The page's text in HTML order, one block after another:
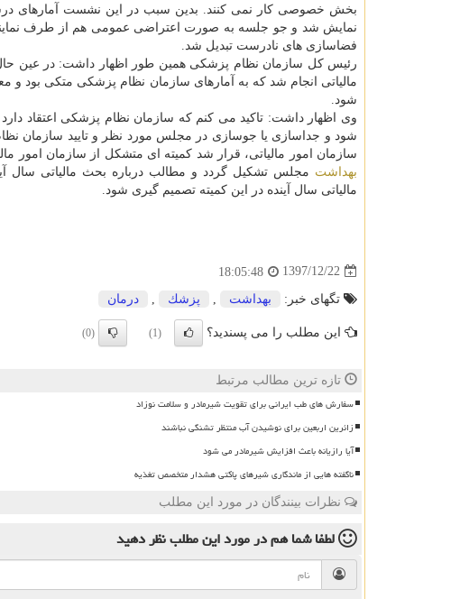
بخش خصوصی كار نمی كنند. بدین سبب در این نشست آمارهای
نمایش شد و جو جلسه به صورت اعتراضی عمومی هم از طرف
فضاسازی های نادرست تبدیل شد.
رئیس كل سازمان نظام پزشكی همین طور اظهار داشت: در عین
مالیاتی انجام شد كه به آمارهای سازمان نظام پزشكی متكی بود و
شود.
وی اظهار داشت: تاكید می كنم كه سازمان نظام پزشكی اعتقاد دارد
شود و جداسازی یا جوسازی در مجلس مورد نظر و تایید سازمان
سازمان امور مالیاتی، قرار شد كمیته ای متشكل از سازمان امور
بهداشت مجلس تشكیل گردد و مطالب درباره بحث مالیاتی سال
مالیاتی سال آینده در این كمیته تصمیم گیری شود.
1397/12/22
18:05:48
تگهای خبر: بهداشت , پزشك , درمان
این مطلب را می پسندید؟ (1)
(0)
تازه ترین مطالب مرتبط
سفارش های طب ایرانی برای تقویت شیرمادر و سلامت نوزاد
زائرین اربعین برای نوشیدن آب منتظر تشنگی نباشند
آیا رازیانه باعث افزایش شیرمادر می شود
ناگفته هایی از ماندگاری شیرهای پاکتی هشدار متخصص تغذیه
نظرات بینندگان در مورد این مطلب
لطفا شما همدر مورد این مطلبنظر دهید